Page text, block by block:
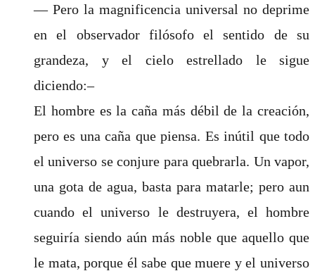
— Pero la magnificencia universal no deprime
en el observador filósofo el sentido de su
grandeza, y el cielo estrellado le sigue
diciendo:–
El hombre es la caña más débil de la creación,
pero es una caña que piensa. Es inútil que todo
el universo se conjure para quebrarla. Un vapor,
una gota de agua, basta para matarle; pero aun
cuando el universo le destruyera, el hombre
seguiría siendo aún más noble que aquello que
le mata, porque él sabe que muere y el universo